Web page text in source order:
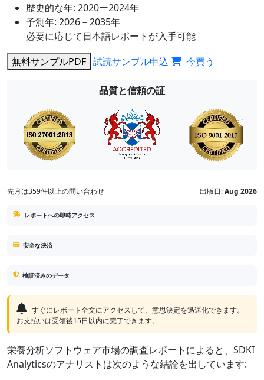
歴史的な年: 2020ー2024年
予測年: 2026－2035年
必要に応じて日本語レポートが入手可能
無料サンプルPDF 試読サンプル申込 今買う
品質と信頼の証
先月は359件以上の問い合わせ 出版日:Aug 2026
レポートへの即時アクセス
安全な決済
検証済みのデータ
すぐにレポート全文にアクセスして、意思決定を迅速化できます。
お支払いは受領後15日以内に完了できます。
栄養分析ソフトウェア市場の調査レポートによると、SDKI
Analyticsのアナリストは次のような結論を出しています: